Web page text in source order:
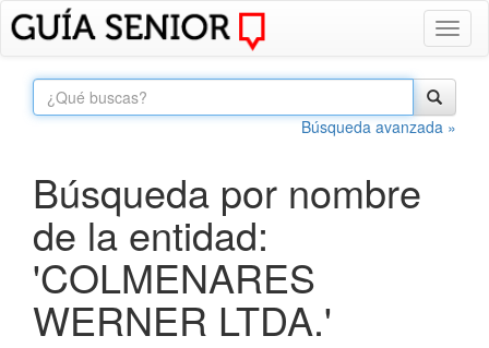
Búsqueda avanzada »
Búsqueda por nombre
de la entidad:
'COLMENARES
WERNER LTDA.'